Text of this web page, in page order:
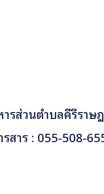
รส่วนตำบลคีรีรา
สาร : 055-508-